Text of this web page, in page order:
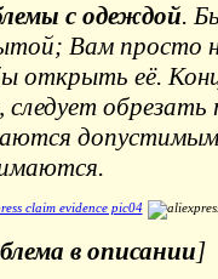
с одеждой.
Вам просто
открыть её.
следует
в описании]